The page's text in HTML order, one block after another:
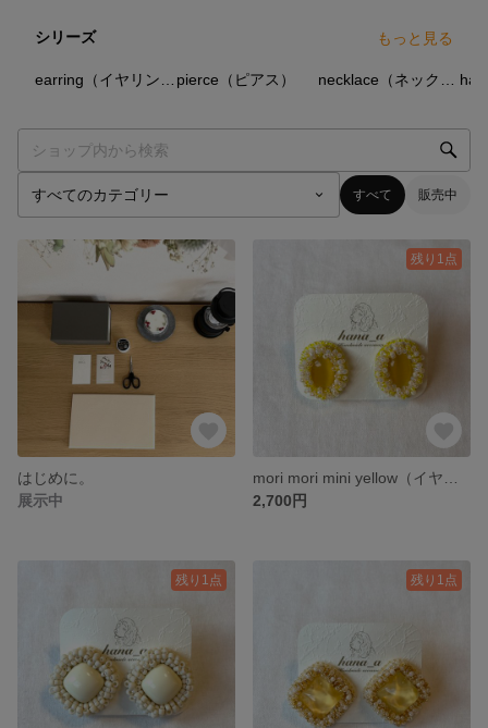
シリーズ もっと見る
pierce（ピアス）
すべて 販売中
はじめに。
展示中
残り1点
2,700円
残り1点 残り1点